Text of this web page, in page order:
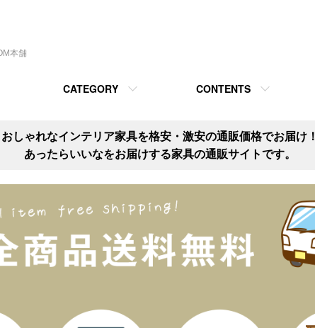
本舗
CATEGORY CONTENTS
おしゃれなインテリア家具を格安・激安の通販価格でお届け！
あったらいいなをお届けする家具の通販サイトです。